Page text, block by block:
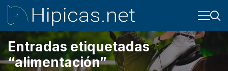
Entradas etiquetadas
“alimentación”